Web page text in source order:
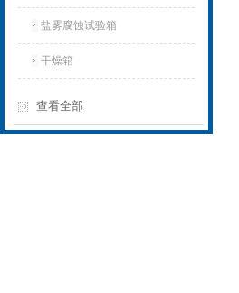
盐雾腐蚀试验箱
干燥箱
查看全部